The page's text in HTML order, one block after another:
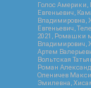
Голос Америки,
Евгеньевич,
Владимировна,
Евгеньевич,
2021, Ромашки
Владимирович,
Артем
Вольтская
Роман
Оленичев
Эмилевна,